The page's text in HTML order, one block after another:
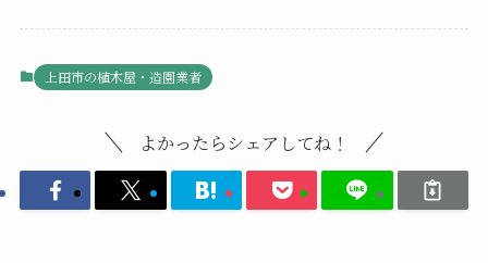
上田市の植木屋・造園業者
よかったらシェアしてね！